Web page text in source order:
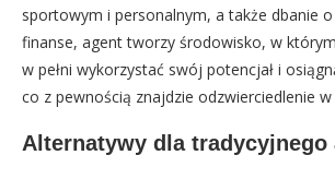
sportowym i personalnym, a także dbanie
finanse, agent tworzy środowisko, w
w pełni wykorzystać swój potencjał i
co z pewnością znajdzie odzwierciedlenie w
Alternatywy dla tradycyjnego